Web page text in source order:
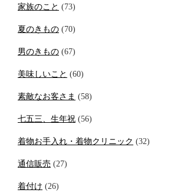
家族のこと (73)
夏のきもの (70)
男のきもの (67)
美味しいこと (60)
素敵なお客さま (58)
七五三、生年祝 (56)
着物お手入れ・着物クリニック (32)
通信販売 (27)
着付け (26)